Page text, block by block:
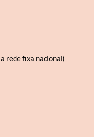
rede fixa nacional)